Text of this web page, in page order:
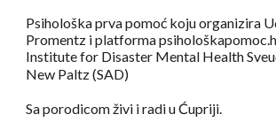
Psihološka prva pomoć koju organizira
Promentz i platforma
Institute for Disaster Mental Health
New Paltz (SAD)
Sa porodicom živi i radi u Ćupriji.